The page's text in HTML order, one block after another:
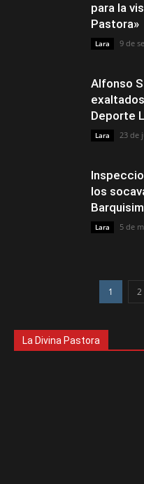
para la
Pastora»
Lara 9 de
Alfonso
Deporte
Lara 23 de
los
Lara 5 de
1 2
La Divina Pastora